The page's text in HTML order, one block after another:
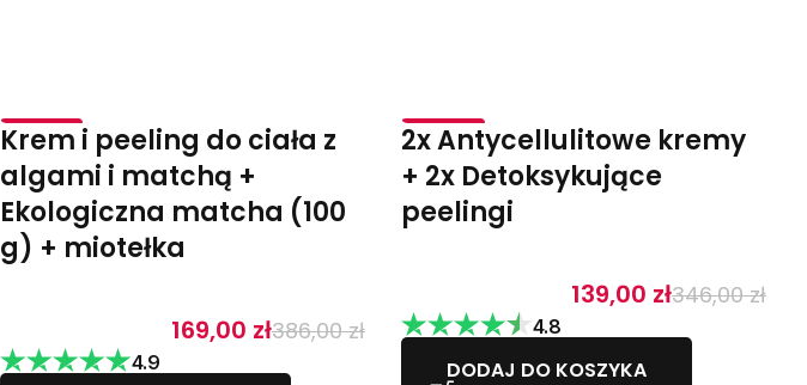
-56%
Krem i peeling do ciała z
algami i matchą +
Ekologiczna matcha (100
g) + miotełka
386,00zł
169,00 zł
4.9
-60%
2x Antycellulitowe kremy
+ 2x Detoksykujące
peelingi
346,00zł
139,00 zł
4.8
DODAJ DO KOSZYKA